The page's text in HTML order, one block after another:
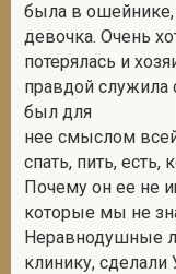
была в ошейнике,
девочка. Очень
потерялась и
правдой служила
был для
нее смыслом
спать, пить, есть,
Почему он ее не
которые мы не
Неравнодушные
клинику,